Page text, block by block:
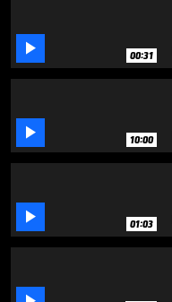
seconds
 00:31
 10:00
 01:03